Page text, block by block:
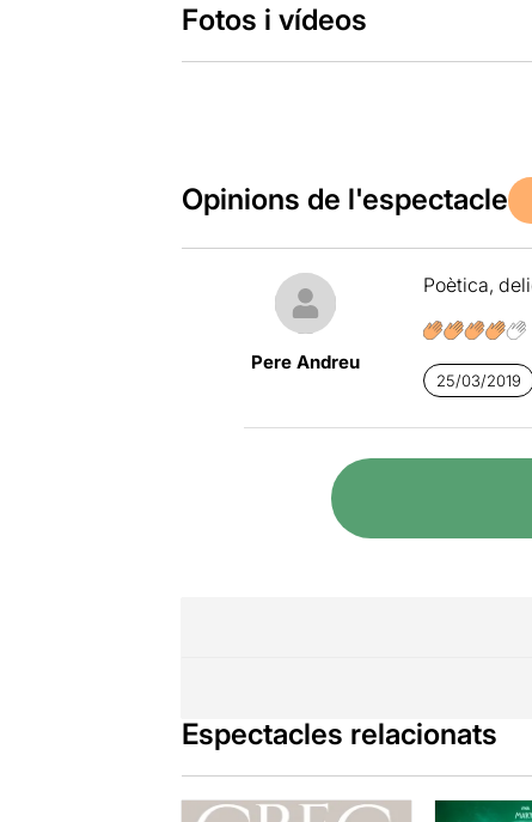
Fotos i vídeos
Opinions de l'espectacle
Pere Andreu
Poètica,
25/03/2019
Espectacles relacionats